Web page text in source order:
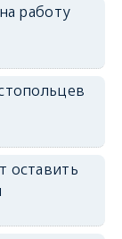
работу
оставить